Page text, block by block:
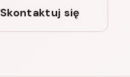
Skontaktuj się